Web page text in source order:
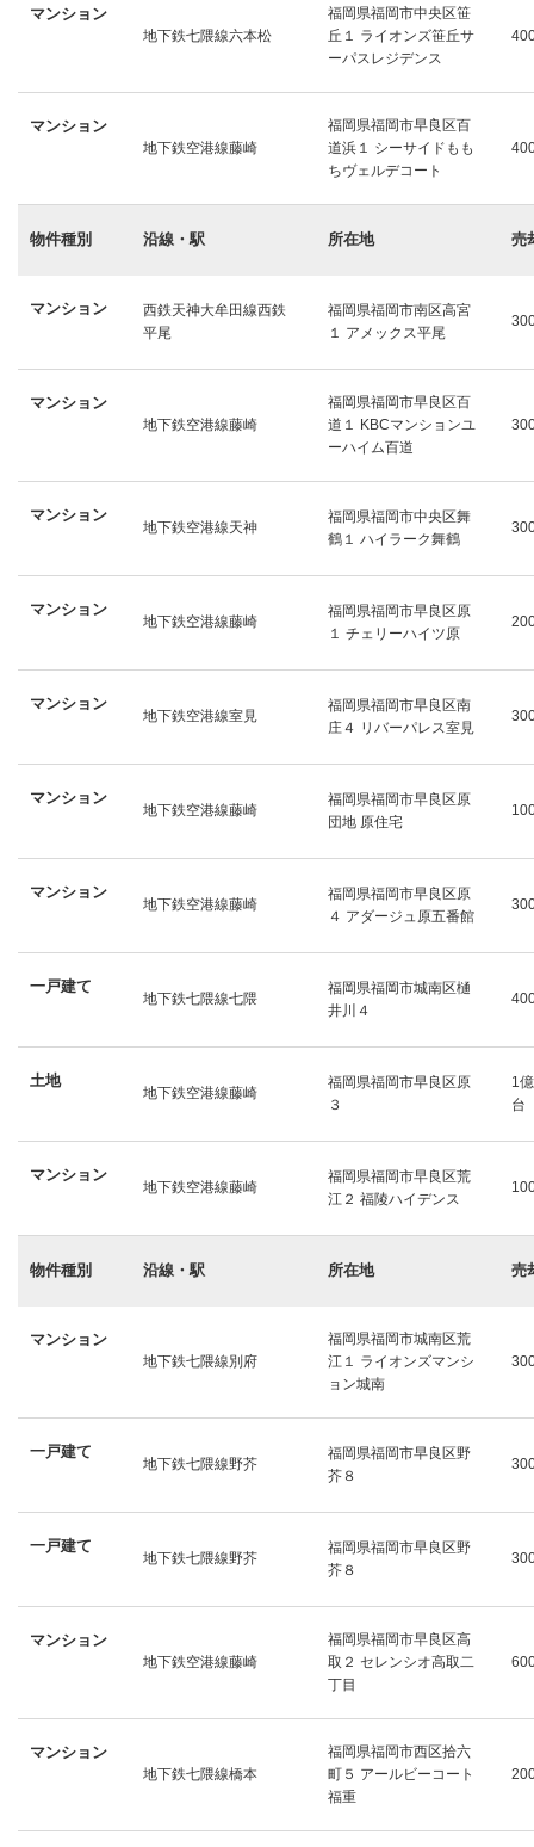
マンション
地下鉄七隈線六本松
福岡県福岡市中央区笹
丘１ ライオンズ笹丘サ
ーパスレジデンス
マンション
地下鉄空港線藤崎
福岡県福岡市早良区百
道浜１ シーサイドもも
ちヴェルデコート
物件種別 沿線・駅 所在地 売
マンション
西鉄天神大牟田線西鉄
平尾
福岡県福岡市南区高宮
１ アメックス平尾
マンション
地下鉄空港線藤崎
福岡県福岡市早良区百
道１ KBCマンションユ
ーハイム百道
マンション
地下鉄空港線天神
福岡県福岡市中央区舞
鶴１ ハイラーク舞鶴
マンション
地下鉄空港線藤崎
福岡県福岡市早良区原
１ チェリーハイツ原
マンション
地下鉄空港線室見
福岡県福岡市早良区南
庄４ リバーパレス室見
マンション
地下鉄空港線藤崎
福岡県福岡市早良区原
団地 原住宅
マンション
地下鉄空港線藤崎
福岡県福岡市早良区原
４ アダージュ原五番館
一戸建て
地下鉄七隈線七隈
福岡県福岡市城南区樋
井川４
土地
地下鉄空港線藤崎
福岡県福岡市早良区原
３
1
台
マンション
地下鉄空港線藤崎
福岡県福岡市早良区荒
江２ 福陵ハイデンス
物件種別 沿線・駅 所在地 売
マンション
地下鉄七隈線別府
福岡県福岡市城南区荒
江１ ライオンズマンシ
ョン城南
一戸建て
地下鉄七隈線野芥
福岡県福岡市早良区野
芥８
一戸建て
地下鉄七隈線野芥
福岡県福岡市早良区野
芥８
マンション
地下鉄空港線藤崎
福岡県福岡市早良区高
取２ セレンシオ高取二
丁目
マンション
地下鉄七隈線橋本
福岡県福岡市西区拾六
町５ アールビーコート
福重